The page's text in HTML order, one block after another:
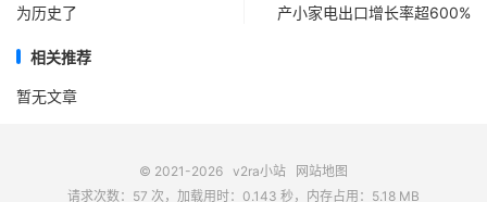
为历史了
产小家电出口增长率超600%
相关推荐
暂无文章
© 2021-2026 v2ra小站
网站地图
请求次数：57 次，加载用时：0.143 秒，内存占用：5.18 MB